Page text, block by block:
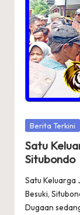
Posted
Berita Terkini
Satu
Situbondo
Satu Keluarga
Besuki,
Dugaan